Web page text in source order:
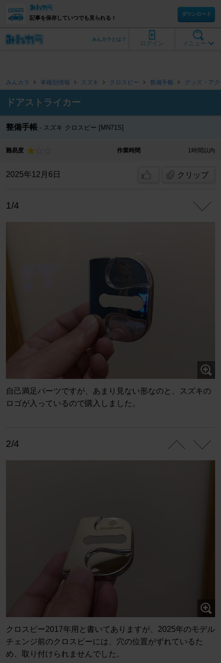
記事を保存していつでも見られる！
ダウンロード
メニュー
ログイン
みんカラとは？
みんカラ 車種別情報 スズキ クロスビー 整備手帳 グッズ・ア
ドアストライカー
整備手帳 スズキ クロスビー [MN71S]
難易度 作業時間 1時間以内
2025年12月6日 クリップ
1/4
自己満足パーツですが、あまり見ない形なのと、スズキの
ロゴが入っているので購入しました。
2/4
クロスビー2017年用と書いてありますが、2025年のモデル
チェンジ前のクロスビーには、穴の位置がずれているた
め、取り付けられませんでした。